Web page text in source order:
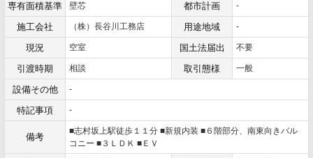
専有面積基準 壁芯 都市計画 -
施工会社 （株）長谷川工務店 用途地域 -
現況 空室 国土法届出 不要
引渡時期 相談 取引態様 一般
設備その他 -
特記事項 -
備考
■志村坂上駅徒歩１１分 ■新規内装 ■６階部分、南東向きバル
コニー ■３ＬＤＫ ■ＥＶ